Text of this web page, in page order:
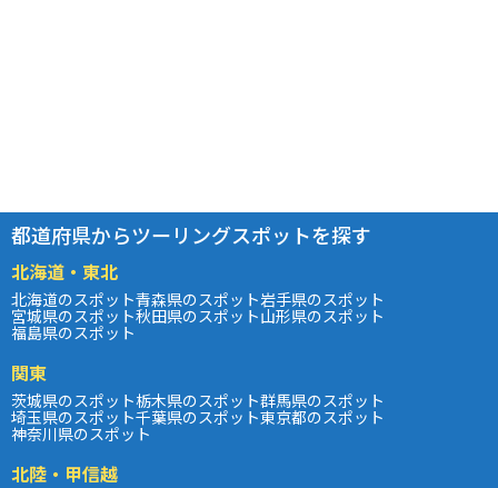
都道府県からツーリングスポットを探す
北海道・東北
北海道のスポット青森県のスポット岩手県のスポット
宮城県のスポット秋田県のスポット山形県のスポット
福島県のスポット
関東
茨城県のスポット栃木県のスポット群馬県のスポット
埼玉県のスポット千葉県のスポット東京都のスポット
神奈川県のスポット
北陸・甲信越